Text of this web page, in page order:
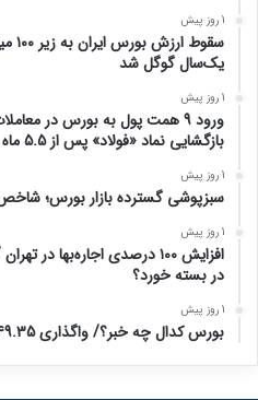
1 روز پیش
یک‌سال گوگل شد
1 روز پیش
بازگشایی نماد «فولاد» پس از 5.5 ماه
1 روز پیش
سبزپوشی گسترده بازار بورس؛ شاخص کل ۱۱۲ هزار واحد
1 روز پیش
افزایش ۱۰۰ درصدی اجاره‌بها
در بسته خورد؟
1 روز پیش
بورس کدال چه خبر؟/ واگذاری 49.35درصد از سهام پالایشگاه شازند